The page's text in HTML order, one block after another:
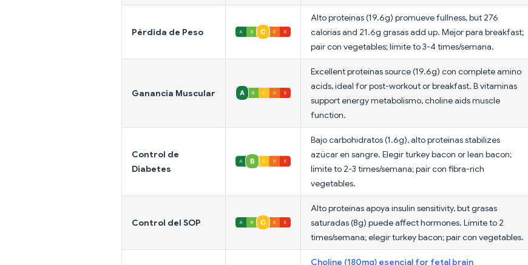
Pérdida de Peso
Alto proteínas (19.6g) promueve fullness, but 276
calorías and 21.6g grasas add up. Mejor para breakfast;
pair con vegetables; límite to 3-4 times/semana.
Ganancia Muscular
Excellent proteínas source (19.6g) con complete amino
acids, ideal for post-workout or breakfast. B vitaminas
support energy metabolismo, choline aids muscle
function.
Control de
Diabetes
Bajo carbohidratos (1.6g), alto proteínas stabilizes
azúcar en sangre. Elegir turkey bacon or lean bacon;
límite to 2-3 times/semana; pair con fibra-rich
vegetables.
Control del SOP
Alto proteínas apoya insulin sensitivity, but grasas
saturadas (8g) puede affect hormones. Límite to 2
times/semana; elegir turkey bacon; pair con vegetables.
Choline (180mg) esencial for fetal brain